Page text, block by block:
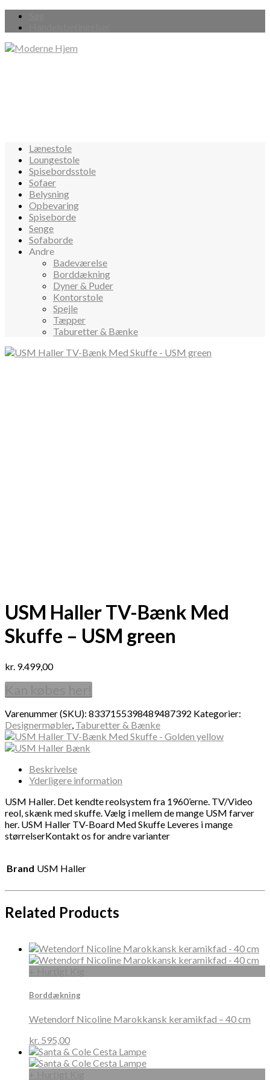
Lænestole
Loungestole
Spisebordsstole
Sofaer
Belysning
Opbevaring
Spiseborde
Senge
Sofaborde
Andre
Badeværelse
Borddækning
Dyner & Puder
Kontorstole
Spejle
Tæpper
Taburetter & Bænke
USM Haller TV-Bænk Med
Skuffe – USM green
kr. 9.499,00
Varenummer (SKU): 8337155398489487392 Kategorier:
Designermøbler, Taburetter & Bænke
Beskrivelse
Yderligere information
USM Haller. Det kendte reolsystem fra 1960’erne. TV/Video
reol, skænk med skuffe. Vælg i mellem de mange USM farver
her. USM Haller TV-Board Med Skuffe Leveres i mange
størrelserKontakt os for andre varianter
Brand USM Haller
Related Products
Borddækning
Wetendorf Nicoline Marokkansk keramikfad – 40 cm
kr. 595,00